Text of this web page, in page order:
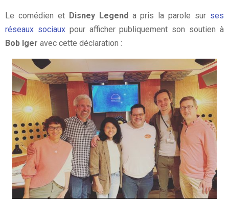
Le comédien et Disney Legenda pris la parole sur ses
réseaux sociauxpour afficher publiquement son soutien à
Bob Iger avec cette déclaration :